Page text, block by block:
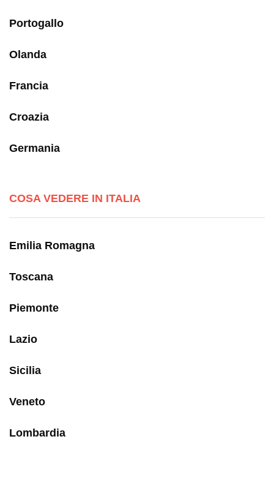
Portogallo
Olanda
Francia
Croazia
Germania
COSA VEDERE IN ITALIA
Emilia Romagna
Toscana
Piemonte
Lazio
Sicilia
Veneto
Lombardia